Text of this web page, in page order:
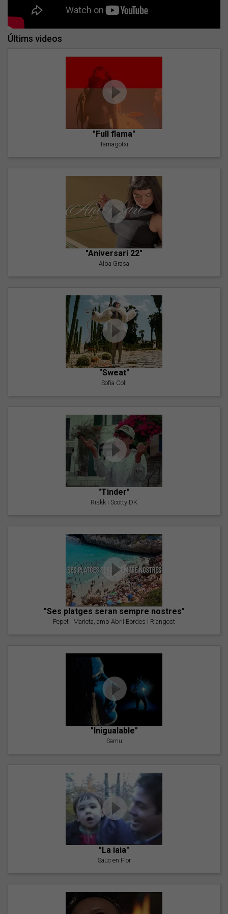
Últims videos
"Full flama"
Tamagotxi
"Aniversari 22"
Alba Grasa
"Sweat"
Sofia Coll
"Tinder"
Riskk i Scotty DK
"Ses platges seran sempre nostres"
Pepet i Marieta, amb Abril Bordes i Riangost
"Inigualable"
Samu
"La iaia"
Saüc en Flor